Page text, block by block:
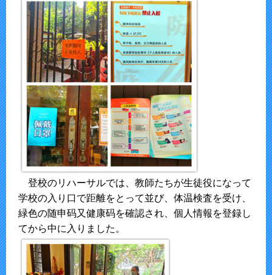
登校のリハーサルでは、教師たちが生徒役になって
学校の入り口で距離をとって並び、体温検査を受け、
緑色の随申码又健康码を確認され、個人情報を登録し
てから中に入りました。